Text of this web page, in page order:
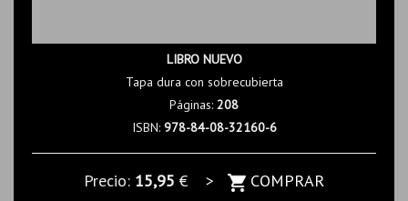
LIBRO NUEVO
Tapa dura con sobrecubierta
Páginas: 208
ISBN: 978-84-08-32160-6
Precio: 15,95 € > COMPRAR